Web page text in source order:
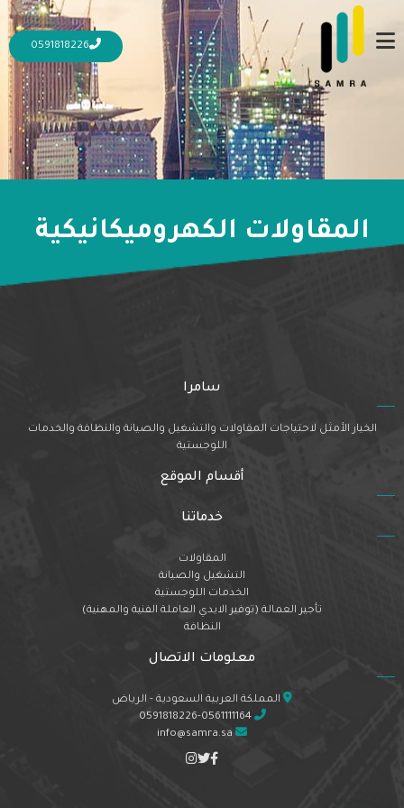
0591818226
المقاولات الكهروميكانيكية
سامرا
الخيار الأمثل لاحتياجات المقاولات والتشغيل والصيانة والنظافة والخدمات
اللوجستية
أقسام الموقع
خدماتنا
المقاولات
التشغيل والصيانة
الخدمات اللوجستية
تأجير العمالة (توفير الايدي العاملة الفنية والمهنية)
النظافة
معلومات الاتصال
المملكة العربية السعودية - الرياض
0591818226-0561111164
info@samra.sa